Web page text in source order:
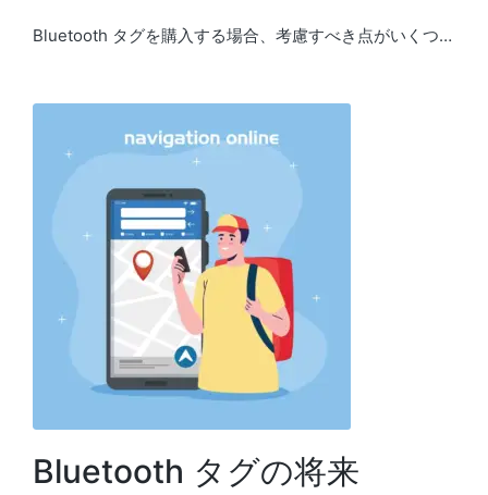
Bluetooth タグを購入する場合、考慮すべき点がいくつ…
Bluetooth タグの将来